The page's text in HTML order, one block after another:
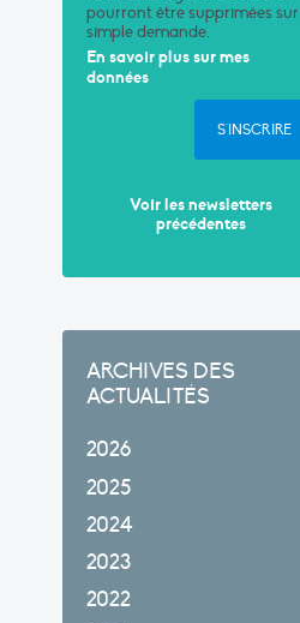
pourront être supprimées sur
simple demande.
En savoir plus sur mes
données
S'INSCRIRE
Voir les newsletters
précédentes
ARCHIVES DES
ACTUALITÉS
2026
2025
2024
2023
2022